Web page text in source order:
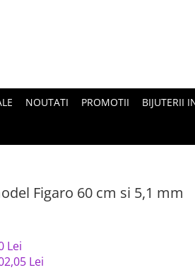
NOUTATI PROMOTII BIJUTERII
Figaro 60 cm si 5,1 mm
Lei
Lei